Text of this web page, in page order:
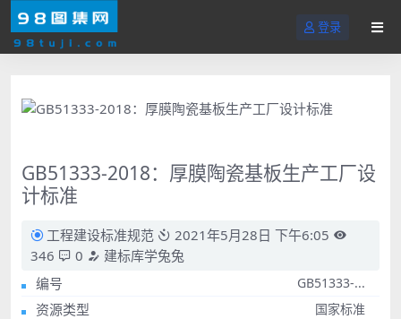
登录
GB51333-2018：厚膜陶瓷基板生产工厂设
计标准
工程建设标准规范
2021年5月28日 下午6:05
346
0
建标库学兔兔
编号
GB51333-...
资源类型 国家标准